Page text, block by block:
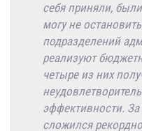
себя приняли,
могу не
подразделений
реализуют
четыре из них
эффективности.
сложился